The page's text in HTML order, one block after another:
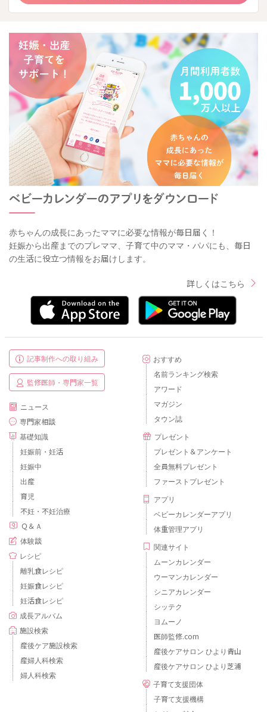
赤ちゃんの成長にあったママに必要な情報が毎日届く！
妊娠から出産までのプレママ、子育て中のママ・パパにも、毎日
の生活に役立つ情報をお届けします。
詳しくはこちら
記事制作への取り組み
監修医師・専門家一覧
ニュース
専門家相談
基礎知識
妊娠前・妊活
妊娠中
出産
育児
不妊・不妊治療
Ｑ＆Ａ
体験談
レシピ
離乳食レシピ
妊娠食レシピ
妊活食レシピ
成長アルバム
施設検索
産後ケア施設検索
産婦人科検索
婦人科検索
おすすめ
名前ランキング検索
アワード
マガジン
タウン誌
プレゼント
プレゼント＆アンケート
全員無料プレゼント
ファーストプレゼント
アプリ
ベビーカレンダーアプリ
体重管理アプリ
関連サイト
ムーンカレンダー
ウーマンカレンダー
シニアカレンダー
シッテク
ヨムーノ
医師監修.com
産後ケアサロン ひより青山
産後ケアサロン ひより芝浦
子育て支援団体
子育て支援機構